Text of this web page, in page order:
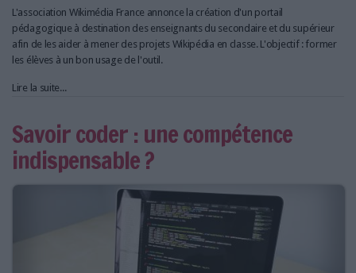
L'association Wikimédia France annonce la création d'un portail
pédagogique à destination des enseignants du secondaire et du supérieur
afin de les aider à mener des projets Wikipédia en classe. L'objectif : former
les élèves à un bon usage de l'outil.
Lire la suite...
Savoir coder : une compétence
indispensable ?